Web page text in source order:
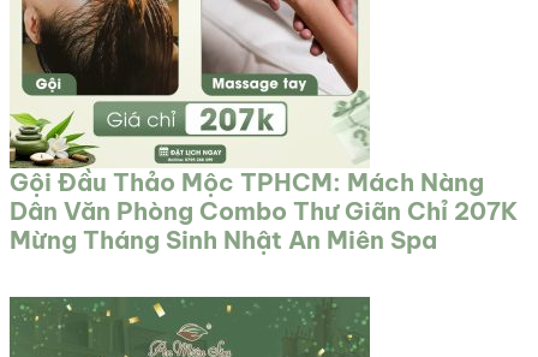
Gội Đầu Thảo Mộc TPHCM: Mách Nàng
Dân Văn Phòng Combo Thư Giãn Chỉ 207K
Mừng Tháng Sinh Nhật An Miên Spa